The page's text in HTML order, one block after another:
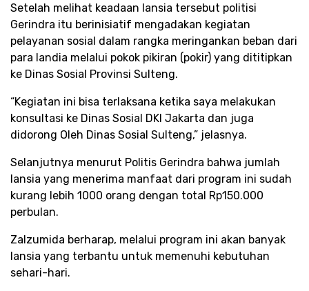
Setelah melihat keadaan lansia tersebut politisi
Gerindra itu berinisiatif mengadakan kegiatan
pelayanan sosial dalam rangka meringankan beban dari
para landia melalui pokok pikiran (pokir) yang dititipkan
ke Dinas Sosial Provinsi Sulteng.
“Kegiatan ini bisa terlaksana ketika saya melakukan
konsultasi ke Dinas Sosial DKI Jakarta dan juga
didorong Oleh Dinas Sosial Sulteng,” jelasnya.
Selanjutnya menurut Politis Gerindra bahwa jumlah
lansia yang menerima manfaat dari program ini sudah
kurang lebih 1000 orang dengan total Rp150.000
perbulan.
Zalzumida berharap, melalui program ini akan banyak
lansia yang terbantu untuk memenuhi kebutuhan
sehari-hari.